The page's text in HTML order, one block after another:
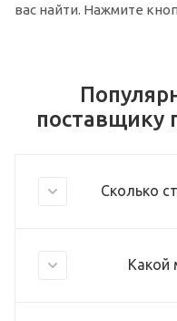
вас найти. Нажмите
поставщику
Сколько
Какой